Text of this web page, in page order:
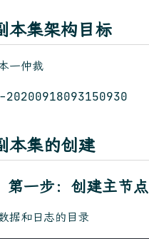
集架构目标
一仲裁
集的创建
一步：创建主节点
据和日志的目录